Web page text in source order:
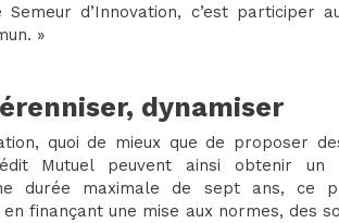
d’Innovation, c’est participer
»
dynamiser
quoi de mieux que de proposer
Mutuel peuvent ainsi obtenir
durée maximale de sept ans, ce
finançant une mise aux normes, des